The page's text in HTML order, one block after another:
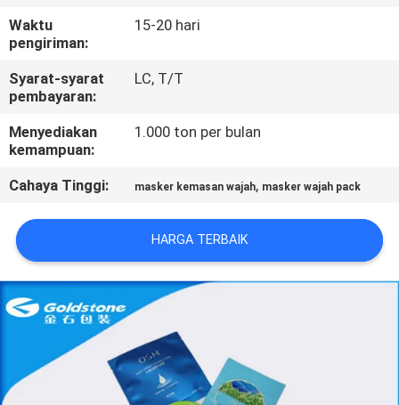
HUBUNGI
KAMI
BERITA
MINTA
KUTIPAN
SITEMAP
KEBIJAKAN
PRIVASI
Waktu
pengiriman:
15-20 hari
Syarat-syarat
pembayaran:
LC, T/T
Menyediakan
kemampuan:
1.000 ton per bulan
Cahaya Tinggi: masker kemasan wajah, masker wajah pack
HARGA TERBAIK